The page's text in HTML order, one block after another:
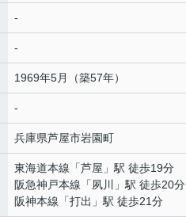
-
-
1969年5月（築57年）
-
兵庫県芦屋市岩園町
東海道本線 「芦屋 」駅 徒歩19分
阪急神戸本線 「夙川
」駅 徒歩20分
阪神本線 「打出 」駅 徒歩21分